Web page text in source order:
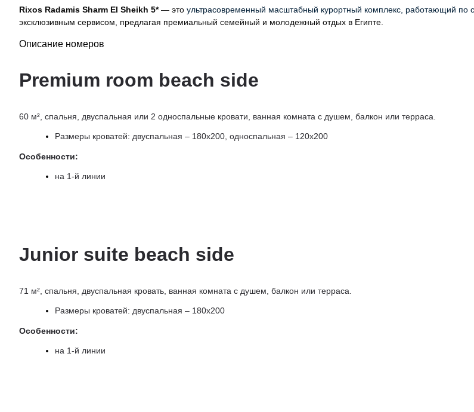
Rixos Radamis Sharm El Sheikh 5* — это ультрасовременный масштабный курортный комплекс, работающий по
эксклюзивным сервисом, предлагая премиальный семейный и молодежный отдых в Египте.
Описание номеров
Premium room beach side
60 м², спальня, двуспальная или 2 односпальные кровати, ванная комната с душем, балкон или терраса.
Размеры кроватей: двуспальная – 180х200, односпальная – 120х200
Особенности:
на 1-й линии
Junior suite beach side
71 м², спальня, двуспальная кровать, ванная комната с душем, балкон или терраса.
Размеры кроватей: двуспальная – 180х200
Особенности:
на 1-й линии